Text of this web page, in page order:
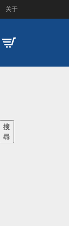
关于
Search
搜
尋